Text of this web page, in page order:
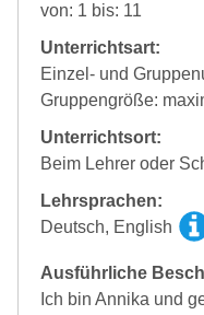
von: 1 bis: 11
Unterrichtsart:
Einzel- und
Gruppengröße:
Unterrichtsort:
Beim Lehrer oder
Lehrsprachen:
Deutsch, English
Ausführliche
Ich bin Annika und